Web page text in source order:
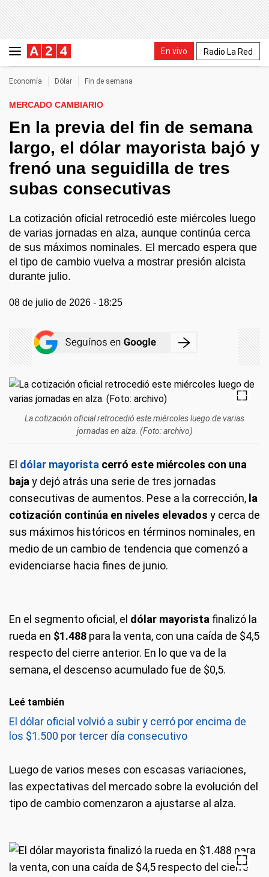
En vivo Radio La Red
Economía Dólar Fin de semana
MERCADO CAMBIARIO
En la previa del fin de semana
largo, el dólar mayorista bajó y
frenó una seguidilla de tres
subas consecutivas
La cotización oficial retrocedió este miércoles luego
de varias jornadas en alza, aunque continúa cerca
de sus máximos nominales. El mercado espera que
el tipo de cambio vuelva a mostrar presión alcista
durante julio.
08 de julio de 2026 - 18:25
La cotización oficial retrocedió este miércoles luego de varias
jornadas en alza. (Foto: archivo)
El dólar mayorista cerró este miércoles con una
baja y dejó atrás una serie de tres jornadas
consecutivas de aumentos. Pese a la corrección, la
cotización continúa en niveles elevados y cerca de
sus máximos históricos en términos nominales, en
medio de un cambio de tendencia que comenzó a
evidenciarse hacia fines de junio.
En el segmento oficial, el dólar mayorista finalizó la
rueda en $1.488 para la venta, con una caída de $4,5
respecto del cierre anterior. En lo que va de la
semana, el descenso acumulado fue de $0,5.
Leé también
El dólar oficial volvió a subir y cerró por encima de
los $1.500 por tercer día consecutivo
Luego de varios meses con escasas variaciones,
las expectativas del mercado sobre la evolución del
tipo de cambio comenzaron a ajustarse al alza.